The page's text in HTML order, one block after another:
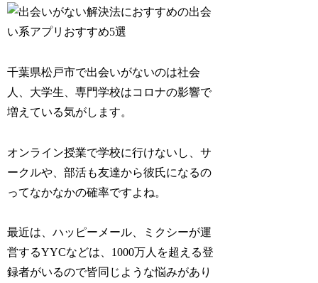
千葉県松戸市で出会いがないのは社会
人、大学生、専門学校はコロナの影響で
増えている気がします。
オンライン授業で学校に行けないし、サ
ークルや、部活も友達から彼氏になるの
ってなかなかの確率ですよね。
最近は、ハッピーメール、ミクシーが運
営するYYCなどは、1000万人を超える登
録者がいるので皆同じような悩みがあり